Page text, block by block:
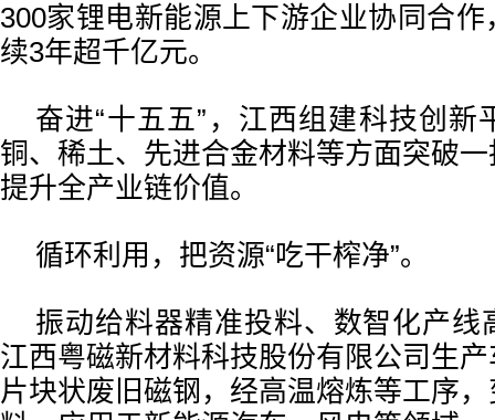
300家锂电新能源上下游企业协同合
续3年超千亿元。
奋进“十五五”，江西组建科技创新
铜、稀土、先进合金材料等方面突破
提升全产业链价值。
循环利用，把资源“吃干榨净”。
振动给料器精准投料、数智化产
江西粤磁新材料科技股份有限公司生
片块状废旧磁钢，经高温熔炼等工序